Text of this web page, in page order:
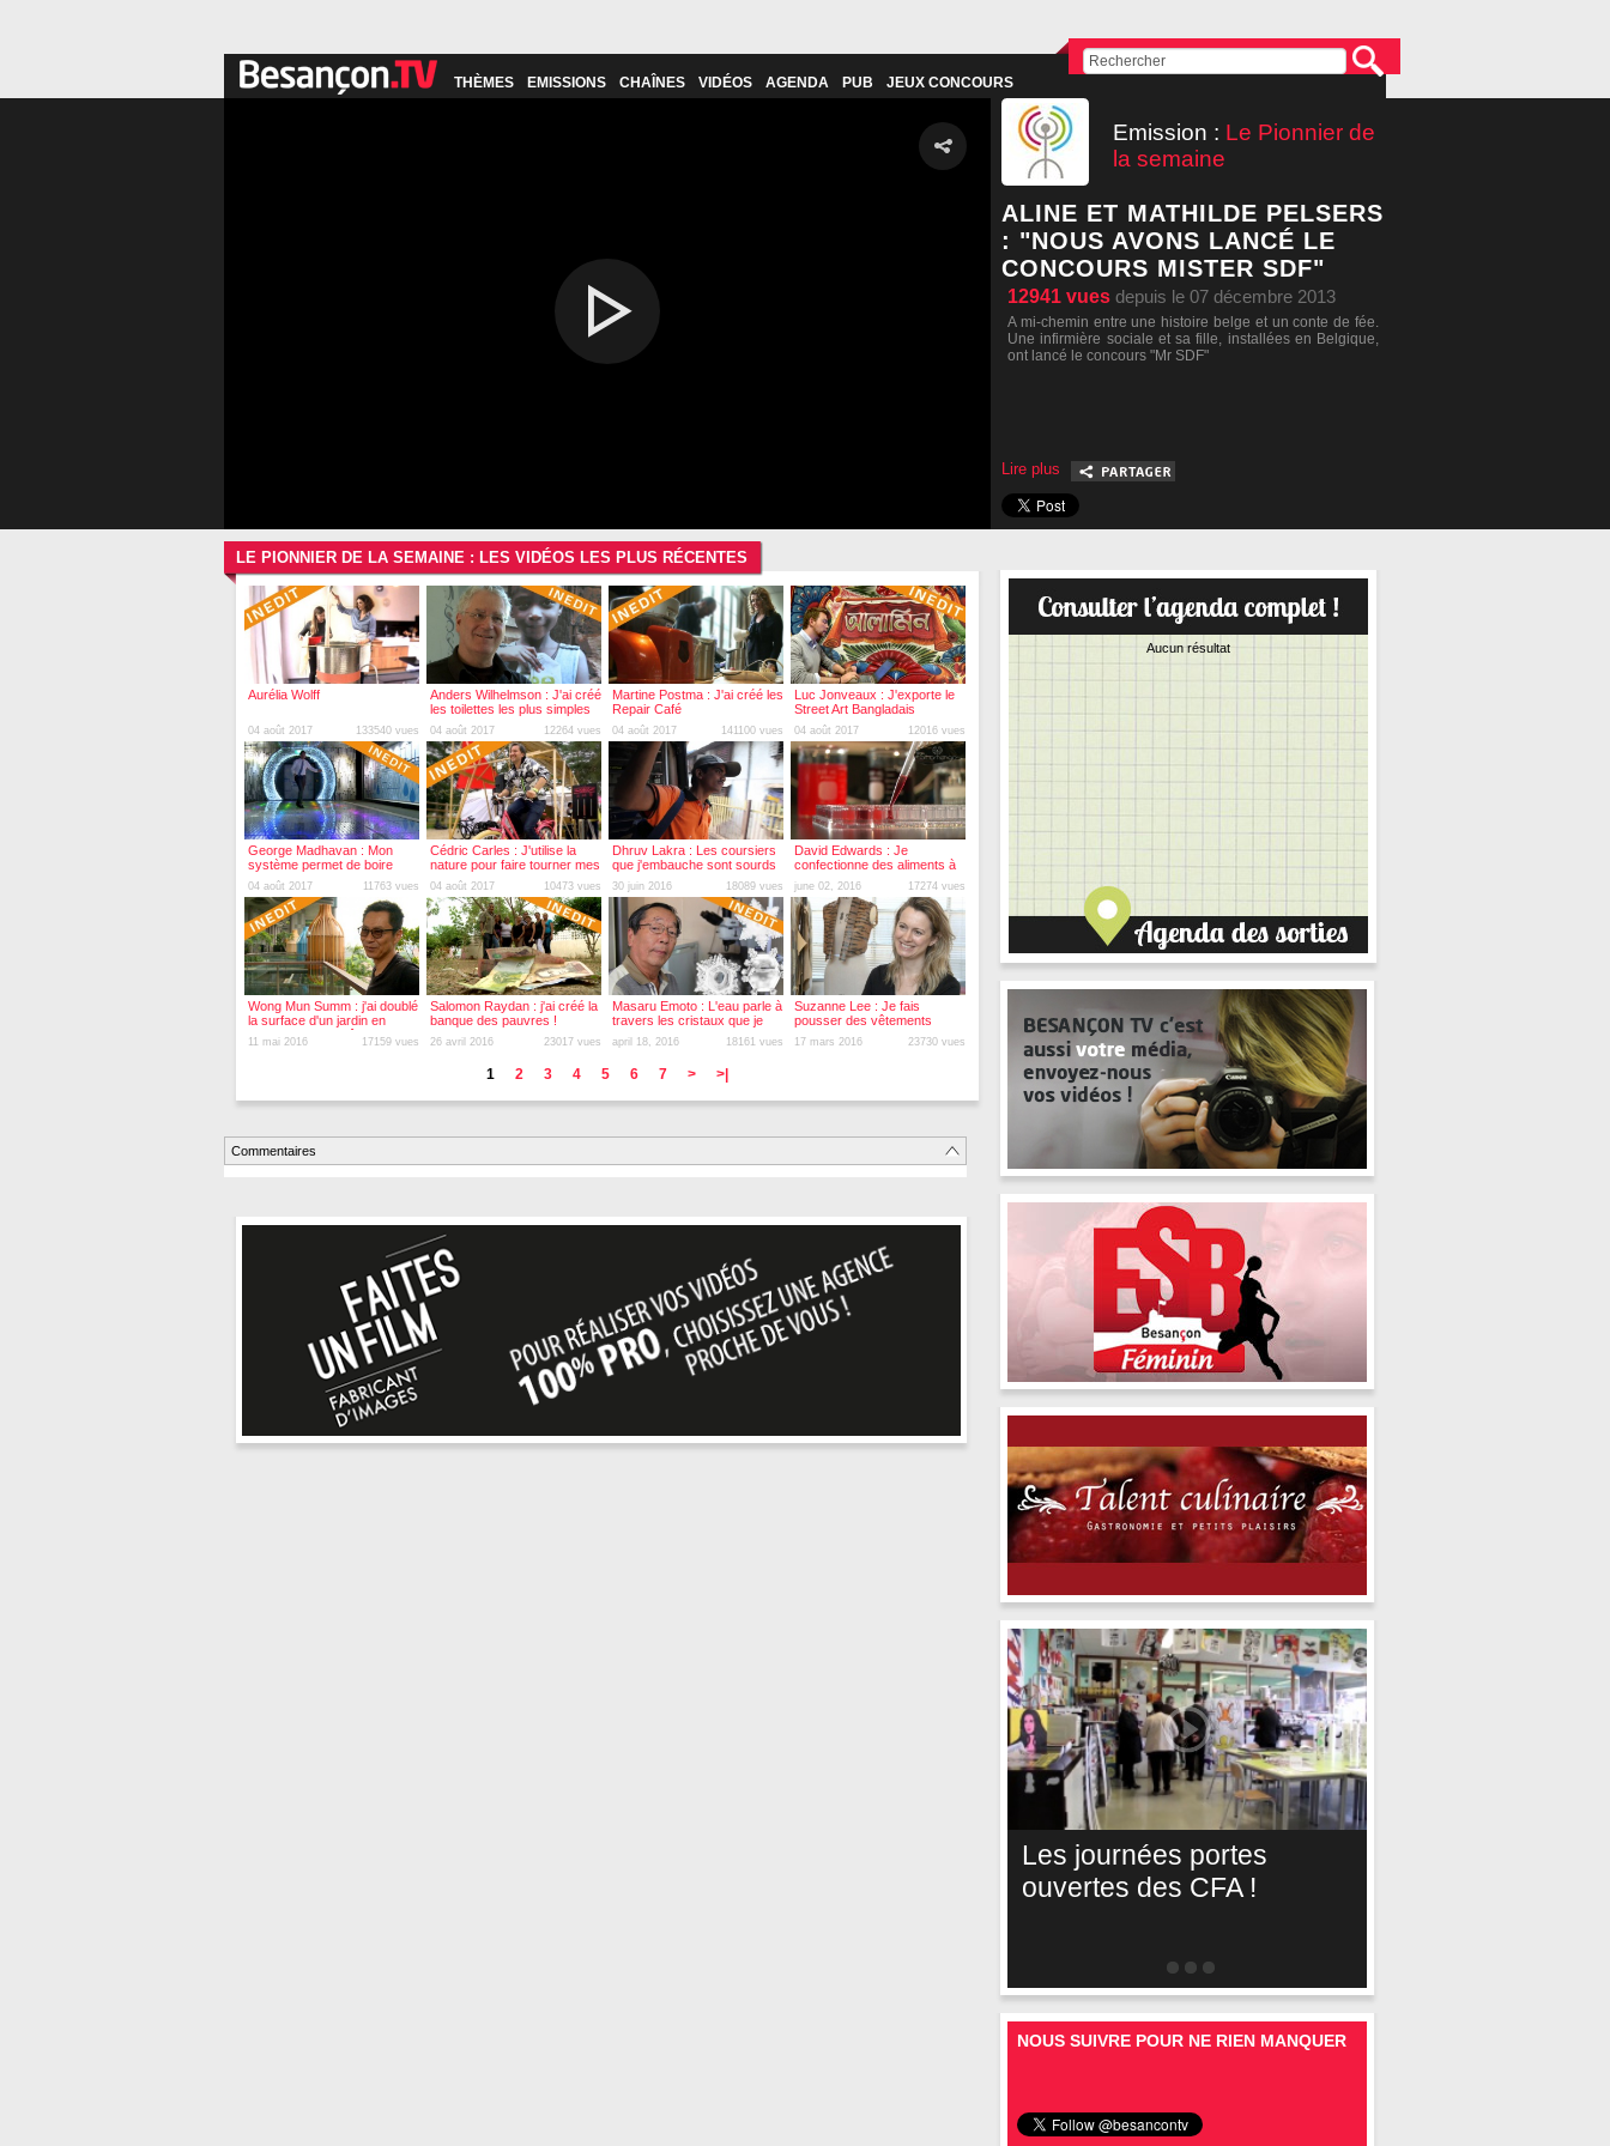
THÈMES EMISSIONS CHAÎNES VIDÉOS AGENDA PUB JEUX CONCOURS
Emission : Le Pionnier de
la semaine
ALINE ET MATHILDE PELSERS
: "NOUS AVONS LANCÉ LE
CONCOURS MISTER SDF"
12941 vues depuis le 07 décembre 2013
A mi-chemin entre une histoire belge et un conte de fée.
Une infirmière sociale et sa fille, installées en Belgique,
ont lancé le concours "Mr SDF"
Lire plus
LE PIONNIER DE LA SEMAINE : LES VIDÉOS LES PLUS RÉCENTES
Aurélia Wolff
04 août 2017 133540 vues
Anders Wilhelmson : J'ai créé
les toilettes les plus simples
du monde
04 août 2017 12264 vues
Martine Postma : J'ai créé les
Repair Café
04 août 2017 141100 vues
Luc Jonveaux : J'exporte le
Street Art Bangladais
04 août 2017 12016 vues
George Madhavan : Mon
système permet de boire
l'eau des toilettes
04 août 2017 11763 vues
Cédric Carles : J'utilise la
nature pour faire tourner mes
platines
04 août 2017 10473 vues
Dhruv Lakra : Les coursiers
que j'embauche sont sourds
et muets
30 juin 2016 18089 vues
David Edwards : Je
confectionne des aliments à
emballage comestible
june 02, 2016 17274 vues
Wong Mun Summ : j'ai doublé
la surface d'un jardin en
construisant un hôtel
11 mai 2016 17159 vues
Salomon Raydan : j'ai créé la
banque des pauvres !
26 avril 2016 23017 vues
Masaru Emoto : L'eau parle à
travers les cristaux que je
forme
april 18, 2016 18161 vues
Suzanne Lee : Je fais
pousser des vêtements
comme des champignons
17 mars 2016 23730 vues
1 2 3 4 5 6 7 > >|
Commentaires
Aucun résultat
Les journées portes
ouvertes des CFA !
NOUS SUIVRE POUR NE RIEN MANQUER